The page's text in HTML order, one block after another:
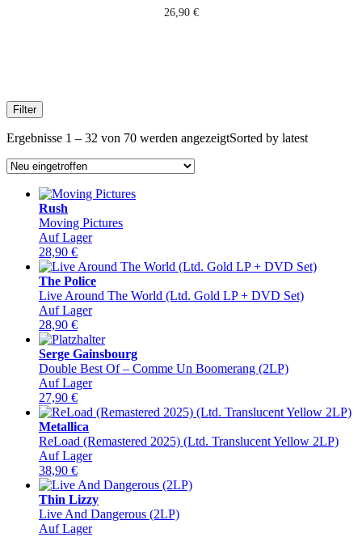
26,90 €
Filter
Ergebnisse 1 – 32 von 70 werden angezeigtSorted by latest
Rush
Moving Pictures
Auf Lager
28,90 €
The Police
Live Around The World (Ltd. Gold LP + DVD Set)
Auf Lager
28,90 €
Serge Gainsbourg
Double Best Of – Comme Un Boomerang (2LP)
Auf Lager
27,90 €
Metallica
ReLoad (Remastered 2025) (Ltd. Translucent Yellow 2LP)
Auf Lager
38,90 €
Thin Lizzy
Live And Dangerous (2LP)
Auf Lager